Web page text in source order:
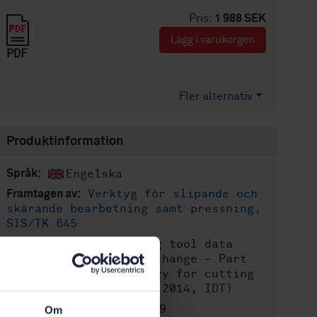
Om
Pris: 1 988 SEK
PDF
Lägg i varukorgen
Fler alternativ
Produktinformation
Språk: Engelska
Framtagen av:
Verktyg för slipande och
skärande bearbetning samt pressning,
SIS/TK 645
Cutting tool data
representation and exchange - Part
2: Reference dictionary for cutting
items (ISO/TS 13399-2:2014, IDT)
Artikelnummer: STD-101249